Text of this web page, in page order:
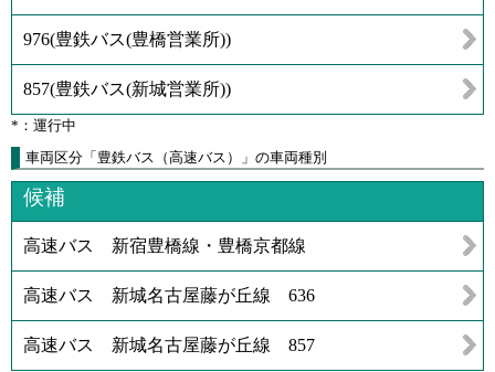
976(豊鉄バス(豊橋営業所))
857(豊鉄バス(新城営業所))
*：運行中
車両区分「豊鉄バス（高速バス）」の車両種別
候補
高速バス 新宿豊橋線・豊橋京都線
高速バス 新城名古屋藤が丘線 636
高速バス 新城名古屋藤が丘線 857